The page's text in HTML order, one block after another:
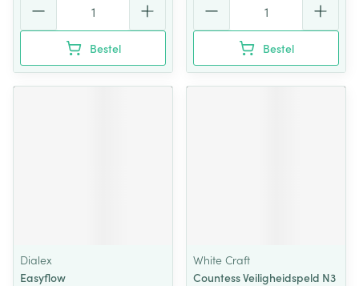
Bestel Bestel
Dialex
Easyflow
White Craft
Countess Veiligheidspeld N3